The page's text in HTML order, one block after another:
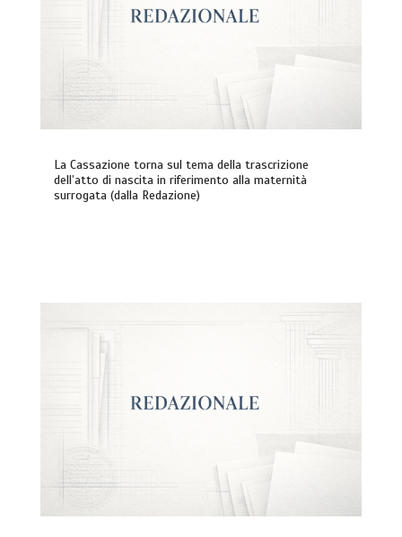
La Cassazione torna sul tema della trascrizione
dell’atto di nascita in riferimento alla maternità
surrogata (dalla Redazione)